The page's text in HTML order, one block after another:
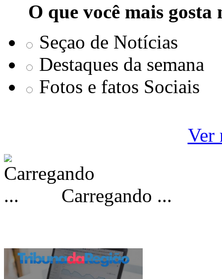
O que você mais
Seçao de Notícias
Destaques da semana
Fotos e fatos Sociais
Ver
Carregando ...